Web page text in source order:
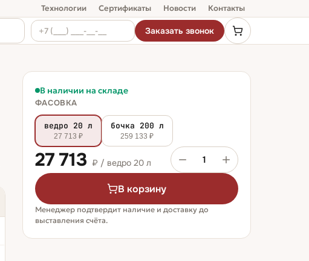
Технологии Сертификаты Новости Контакты
Заказать звонок
В наличии на складе
ФАСОВКА
ведро 20 л
27 713 ₽
бочка 200 л
259 133 ₽
27 713 ₽ / ведро 20 л 1
В корзину
Менеджер подтвердит наличие и доставку до
выставления счёта.